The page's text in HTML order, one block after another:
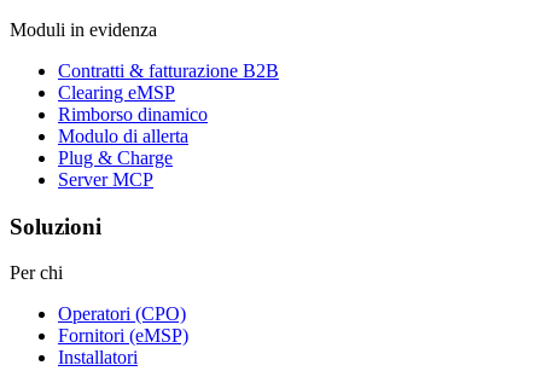
Moduli in evidenza
Contratti & fatturazione B2B
Clearing eMSP
Rimborso dinamico
Modulo di allerta
Plug & Charge
Server MCP
Soluzioni
Per chi
Operatori (CPO)
Fornitori (eMSP)
Installatori